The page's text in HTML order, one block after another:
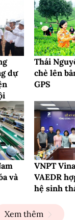
dự
Thái
chè lên
GPS
và
VNPT
VAEDR
hệ sinh
Xem thêm